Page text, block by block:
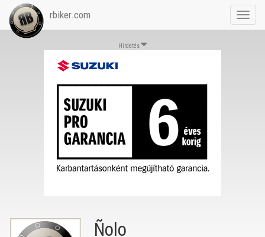
rbiker.com
Hirdetés
Ñolo